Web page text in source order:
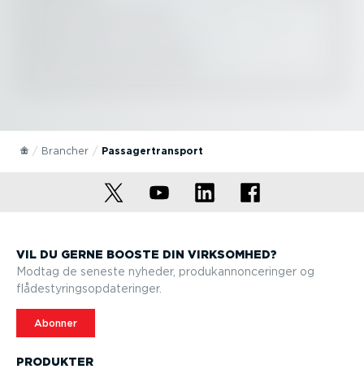
Brancher Passa­ger­transport
PRODUKTER
VIL DU GERNE BOOSTE DIN VIRKSOMHED?
Modtag de seneste nyheder, produkan­non­ce­ringer og
flådesty­rings­op­da­te­ringer.
Abonner